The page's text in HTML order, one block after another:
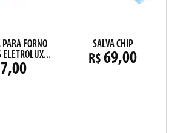
FORNO
ELETROLUX...
SALVA CHIP
R$ 69,00